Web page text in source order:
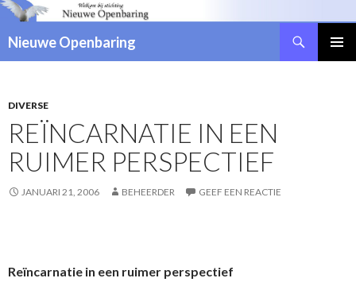
Nieuwe Openbaring
SPRINGEN
DIVERSE
REÏNCARNATIE IN EEN
RUIMER PERSPECTIEF
JANUARI 21, 2006 BEHEERDER GEEF EEN REACTIE
Reïncarnatie in een ruimer perspectief